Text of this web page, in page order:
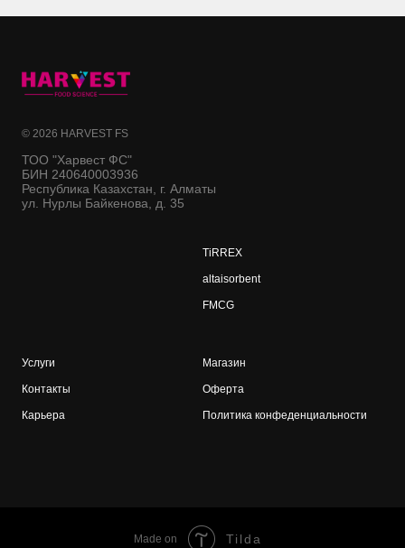
© 2026 HARVEST FS
ТОО "Харвест ФС"
БИН 240640003936
Республика Казахстан, г. Алматы
ул. Нурлы Байкенова, д. 35
TiRREX
altaisorbent
FMCG
Услуги
Контакты
Карьера
Магазин
Оферта
Политика конфеденциальности
Made on Tilda